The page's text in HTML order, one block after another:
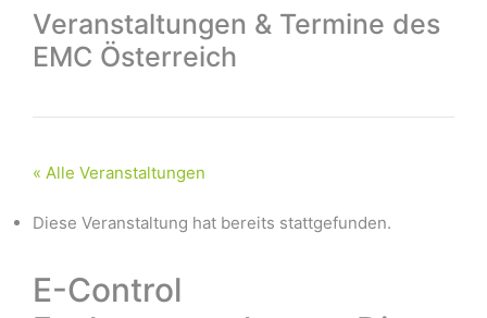
Veranstaltungen & Termine des
EMC Österreich
« Alle Veranstaltungen
Diese Veranstaltung hat bereits stattgefunden.
E-Control